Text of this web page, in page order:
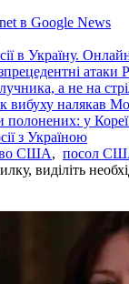
в Google News
в Україну.
атаки
а не на
вибуху налякав
полонених: у Кореї
з Україною
США, посол
виділіть